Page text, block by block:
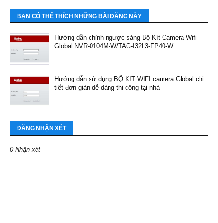
BẠN CÓ THỂ THÍCH NHỮNG BÀI ĐĂNG NÀY
Hướng dẫn chỉnh ngược sáng Bộ Kít Camera Wifi
Global NVR-0104M-W/TAG-I32L3-FP40-W.
Hướng dẫn sử dụng BỘ KIT WIFI camera Global chi
tiết đơn giản dễ dàng thi công tại nhà
ĐĂNG NHẬN XÉT
0 Nhận xét